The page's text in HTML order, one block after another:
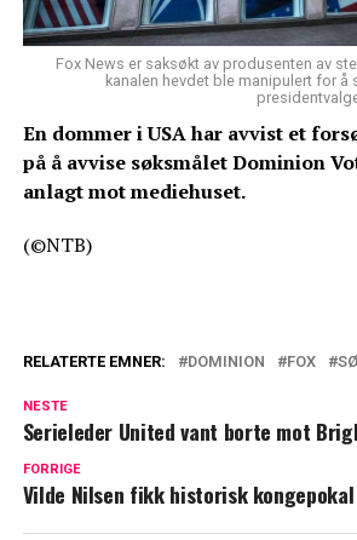
Fox News er saksøkt av produsenten av
kanalen hevdet ble manipulert for å
En dommer i USA har avvist et
på å avvise søksmålet Dominion
anlagt mot mediehuset.
(©NTB)
RELATERTE EMNER: DOMINION FOX
NESTE
Serieleder United vant borte mot
FORRIGE
Vilde Nilsen fikk historisk kongepokal